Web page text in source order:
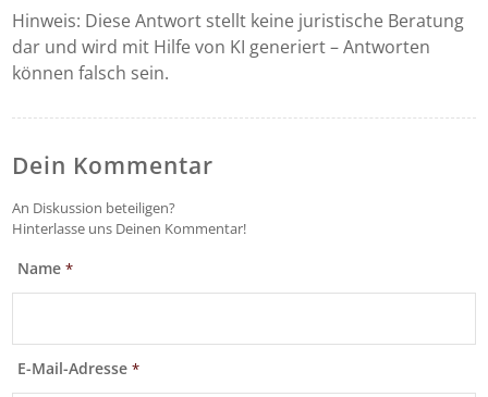
Hinweis: Diese Antwort stellt keine juristische Beratung
dar und wird mit Hilfe von KI generiert – Antworten
können falsch sein.
Dein Kommentar
An Diskussion beteiligen?
Hinterlasse uns Deinen Kommentar!
Name*
E-Mail-Adresse*